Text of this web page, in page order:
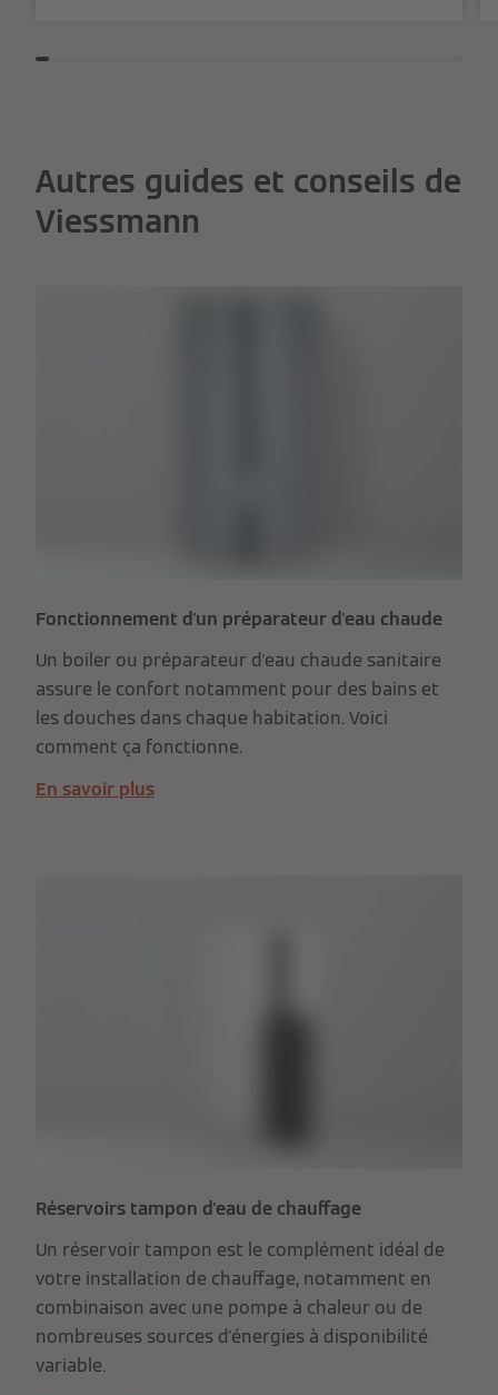
Autres guides et conseils de
Viessmann
Fonctionnement d'un préparateur d'eau chaude
Un boiler ou préparateur d'eau chaude sanitaire
assure le confort notamment pour des bains et
les douches dans chaque habitation. Voici
comment ça fonctionne.
En savoir plus
Réservoirs tampon d'eau de chauffage
Un réservoir tampon est le complément idéal de
votre installation de chauffage, notamment en
combinaison avec une pompe à chaleur ou de
nombreuses sources d'énergies à disponibilité
variable.